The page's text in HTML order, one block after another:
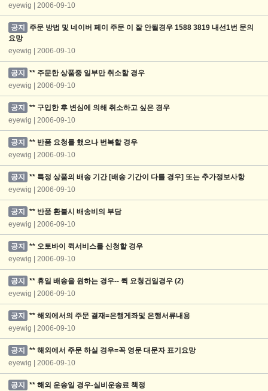
eyewig | 2006-09-10
공지
주문 방법 및 네이버 페이 주문 이 잘 안될경우 1588 3819 내선1번 문의
요망
eyewig | 2006-09-10
공지 ** 주문한 상품중 일부만 취소할 경우
eyewig | 2006-09-10
공지 ** 구입한 후 변심에 의해 취소하고 싶은 경우
eyewig | 2006-09-10
공지 ** 반품 요청를 했으나 번복할 경우
eyewig | 2006-09-10
공지 ** 특정 상품의 배송 기간 [배송 기간이 다를 경우] 또는 추가정보사항
eyewig | 2006-09-10
공지 ** 반품 환불시 배송비의 부담
eyewig | 2006-09-10
공지 ** 오토바이 퀵서비스를 신청할 경우
eyewig | 2006-09-10
공지 ** 휴일 배송을 원하는 경우-- 퀵 요청건일경우 (2)
eyewig | 2006-09-10
공지 ** 해외에서의 주문 결재=은행게좌및 은행서류내용
eyewig | 2006-09-10
공지 ** 해외에서 주문 하실 경우=꼭 영문 대문자 표기요망
eyewig | 2006-09-10
공지 ** 해외 운송일 경우-실비운송료 책정